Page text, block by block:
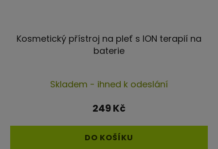
Kosmetický přístroj na pleť s ION terapií na
baterie
hodnocení
produktu
5,0
Skladem - ihned k odeslání
249 Kč
DO KOŠÍKU